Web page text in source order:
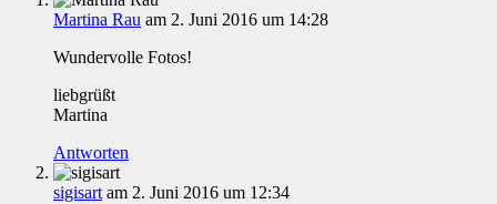
Martina Rau am 2. Juni 2016 um 14:28
Wundervolle Fotos!
liebgrüßt
Martina
Antworten
sigisart am 2. Juni 2016 um 12:34